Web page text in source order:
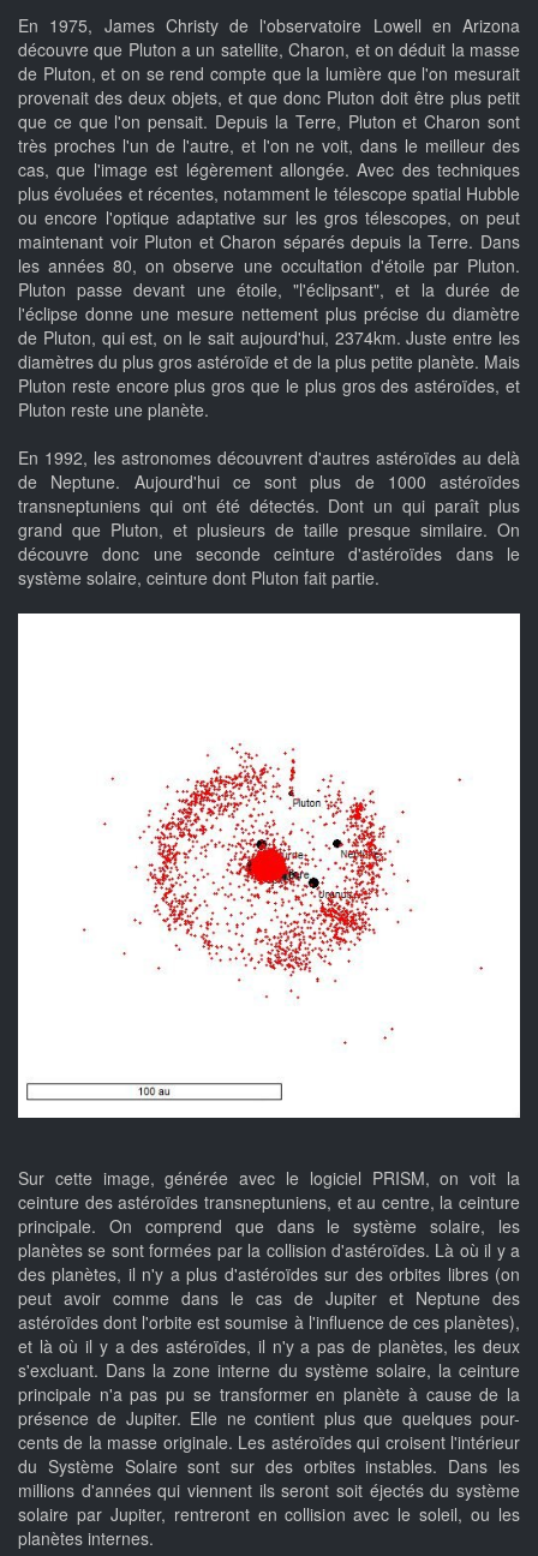
En 1975, James Christy de l'observatoire Lowell en Arizona
découvre que Pluton a un satellite, Charon, et on déduit la masse
de Pluton, et on se rend compte que la lumière que l'on mesurait
provenait des deux objets, et que donc Pluton doit être plus petit
que ce que l'on pensait. Depuis la Terre, Pluton et Charon sont
très proches l'un de l'autre, et l'on ne voit, dans le meilleur des
cas, que l'image est légèrement allongée. Avec des techniques
plus évoluées et récentes, notamment le télescope spatial Hubble
ou encore l'optique adaptative sur les gros télescopes, on peut
maintenant voir Pluton et Charon séparés depuis la Terre. Dans
les années 80, on observe une occultation d'étoile par Pluton.
Pluton passe devant une étoile, "l'éclipsant", et la durée de
l'éclipse donne une mesure nettement plus précise du diamètre
de Pluton, qui est, on le sait aujourd'hui, 2374km. Juste entre les
diamètres du plus gros astéroïde et de la plus petite planète. Mais
Pluton reste encore plus gros que le plus gros des astéroïdes, et
Pluton reste une planète.
En 1992, les astronomes découvrent d'autres astéroïdes au delà
de Neptune. Aujourd'hui ce sont plus de 1000 astéroïdes
transneptuniens qui ont été détectés. Dont un qui paraît plus
grand que Pluton, et plusieurs de taille presque similaire. On
découvre donc une seconde ceinture d'astéroïdes dans le
système solaire, ceinture dont Pluton fait partie.
Sur cette image, générée avec le logiciel PRISM, on voit la
ceinture des astéroïdes transneptuniens, et au centre, la ceinture
principale. On comprend que dans le système solaire, les
planètes se sont formées par la collision d'astéroïdes. Là où il y a
des planètes, il n'y a plus d'astéroïdes sur des orbites libres (on
peut avoir comme dans le cas de Jupiter et Neptune des
astéroïdes dont l'orbite est soumise à l'influence de ces planètes),
et là où il y a des astéroïdes, il n'y a pas de planètes, les deux
s'excluant. Dans la zone interne du système solaire, la ceinture
principale n'a pas pu se transformer en planète à cause de la
présence de Jupiter. Elle ne contient plus que quelques pour-
cents de la masse originale. Les astéroïdes qui croisent l'intérieur
du Système Solaire sont sur des orbites instables. Dans les
millions d'années qui viennent ils seront soit éjectés du système
solaire par Jupiter, rentreront en collision avec le soleil, ou les
planètes internes.